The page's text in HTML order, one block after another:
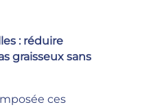
: réduire
graisseux sans
ces